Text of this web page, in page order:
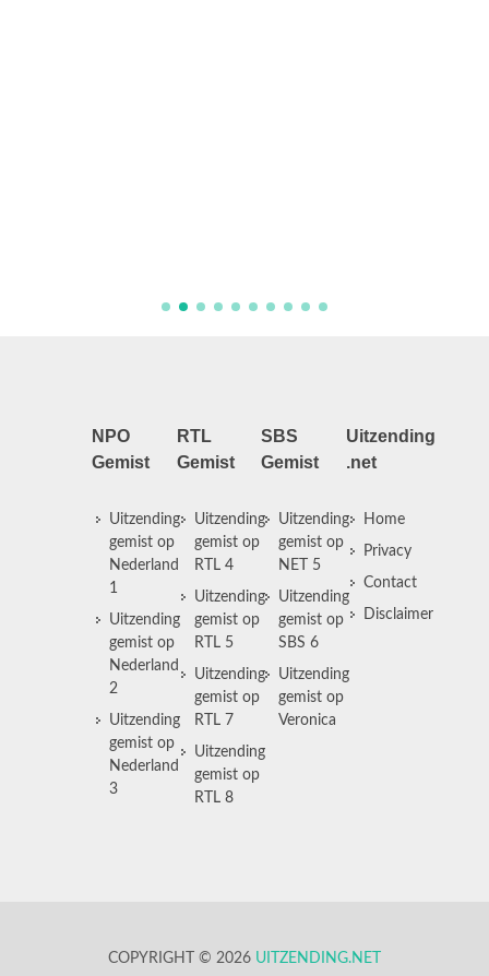
NPO
Gemist
Uitzending
gemist op
Nederland
1
Uitzending
gemist op
Nederland
2
Uitzending
gemist op
Nederland
3
RTL
Gemist
Uitzending
gemist op
RTL 4
Uitzending
gemist op
RTL 5
Uitzending
gemist op
RTL 7
Uitzending
gemist op
RTL 8
SBS
Gemist
Uitzending
gemist op
NET 5
Uitzending
gemist op
SBS 6
Uitzending
gemist op
Veronica
Uitzending
.net
Home
Privacy
Contact
Disclaimer
COPYRIGHT © 2026 UITZENDING.NET